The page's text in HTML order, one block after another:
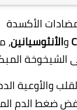
والأنثوسيانين،
الشيخوخة